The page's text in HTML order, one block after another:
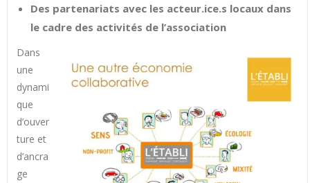
Des partenariats avec les acteur.ice.s locaux dans
le cadre des activités de l’association
Dans
une
dynami
que
d’ouver
ture et
d’ancra
ge